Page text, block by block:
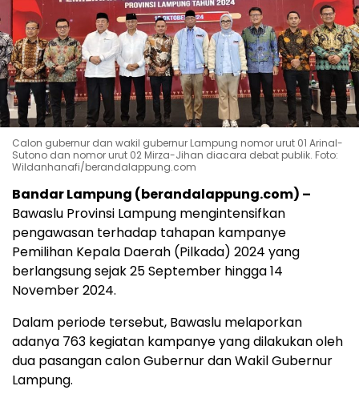
Calon gubernur dan wakil gubernur Lampung nomor urut 01 Arinal-
Sutono dan nomor urut 02 Mirza-Jihan diacara debat publik. Foto:
Wildanhanafi/berandalappung.com
Bandar Lampung (berandalappung.com) –
Bawaslu Provinsi Lampung mengintensifkan
pengawasan terhadap tahapan kampanye
Pemilihan Kepala Daerah (Pilkada) 2024 yang
berlangsung sejak 25 September hingga 14
November 2024.
Dalam periode tersebut, Bawaslu melaporkan
adanya 763 kegiatan kampanye yang dilakukan oleh
dua pasangan calon Gubernur dan Wakil Gubernur
Lampung.